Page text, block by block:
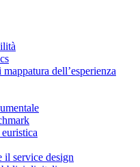
dell’esperienza
il service design